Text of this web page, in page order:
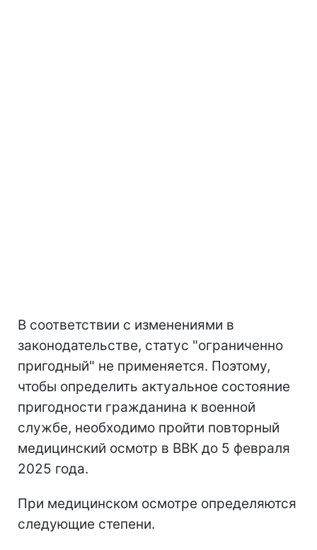
В соответствии с изменениями в
законодательстве, статус "ограниченно
пригодный" не применяется. Поэтому,
чтобы определить актуальное состояние
пригодности гражданина к военной
службе, необходимо пройти повторный
медицинский осмотр в ВВК до 5 февраля
2025 года.
При медицинском осмотре определяются
следующие степени.